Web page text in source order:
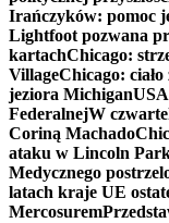
Irańczyków: pomoc
Lightfoot pozwana
kartachChicago:
VillageChicago:
jeziora Michigan
FederalnejW
Coriną Machado
ataku w Lincoln
Medycznego
latach kraje UE
Mercosurem